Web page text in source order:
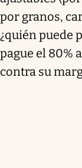
por granos,
¿quién puede
pague el 80%
contra su